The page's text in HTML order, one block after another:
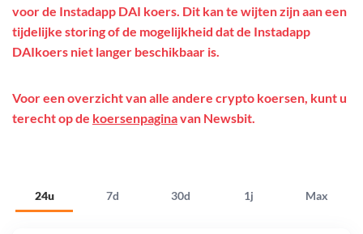
24u 7d 30d 1j Max
voor de Instadapp DAI koers. Dit kan te wijten zijn aan een
tijdelijke storing of de mogelijkheid dat de Instadapp
DAIkoers niet langer beschikbaar is.
Voor een overzicht van alle andere crypto koersen, kunt u
terecht op de koersenpaginavan Newsbit.